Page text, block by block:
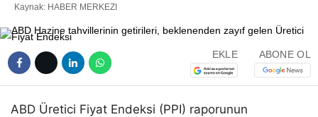
Kaynak: HABER MERKEZI
EKLE ABONE OL
ABD Üretici Fiyat Endeksi (PPI) raporunun